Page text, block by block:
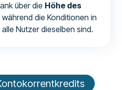
über die Höhe des
während die Konditionen in
Nutzer dieselben sind.